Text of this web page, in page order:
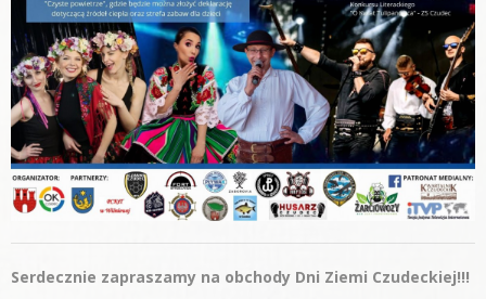
Serdecznie zapraszamy na obchody Dni Ziemi Czudeckiej!!!